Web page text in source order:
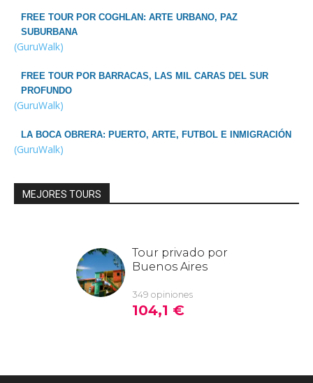
FREE TOUR POR COGHLAN: ARTE URBANO, PAZ
SUBURBANA
(GuruWalk)
FREE TOUR POR BARRACAS, LAS MIL CARAS DEL SUR
PROFUNDO
(GuruWalk)
LA BOCA OBRERA: PUERTO, ARTE, FUTBOL E INMIGRACIÓN
(GuruWalk)
MEJORES TOURS